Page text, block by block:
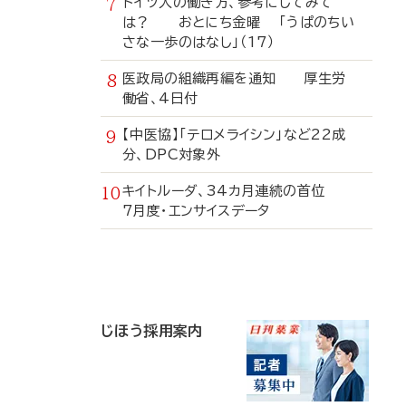
は？ おとにち金曜 「うぱのちい
さな一歩のはなし」（17）
医政局の組織再編を通知 厚生労
働省、4日付
【中医協】「テロメライシン」など22成
分、DPC対象外
キイトルーダ、34カ月連続の首位
7月度・エンサイスデータ
じほう採用案内